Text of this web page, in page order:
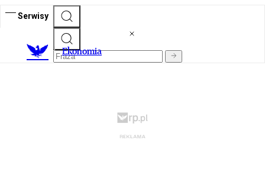
Serwisy
Ekonomia